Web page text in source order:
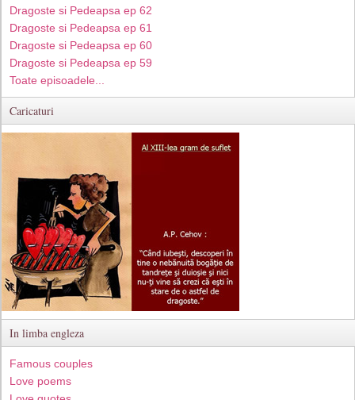
Dragoste si Pedeapsa ep 62
Dragoste si Pedeapsa ep 61
Dragoste si Pedeapsa ep 60
Dragoste si Pedeapsa ep 59
Toate episoadele...
Caricaturi
In limba engleza
Famous couples
Love poems